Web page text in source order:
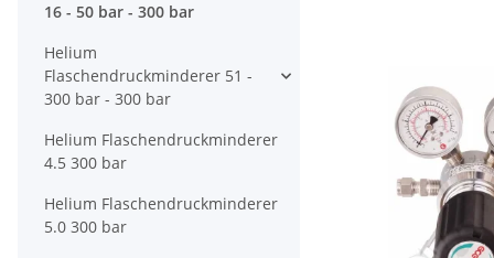
16 - 50 bar - 300 bar
Helium
Flaschendruckminderer 51 -
300 bar - 300 bar
Helium Flaschendruckminderer
4.5 300 bar
Helium Flaschendruckminderer
5.0 300 bar